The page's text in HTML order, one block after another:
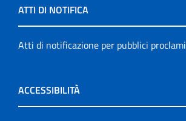
ATTI DI NOTIFICA
Atti di notificazione per pubblici proclami
ACCESSIBILITÀ